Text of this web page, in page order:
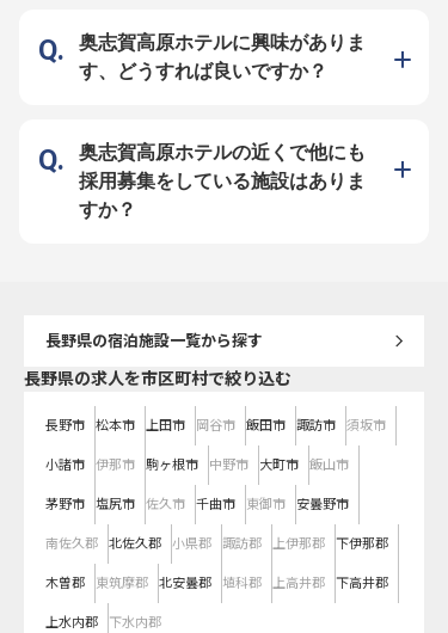
ます。 接客の経験がある方はもち
ろん、おもてなしの心を持って新し
くチャレンジしたいというあなたの
想いを、ぜひこの場所で活かしてく
様の滞在をトータルに支えるやりが
いのあるポジションです。 日々の
業務の中で工夫を重ね、お客様によ
り満足していただけるサービスをチ
ーム一丸となって追求しています。
あなたの明るい笑顔で、チームメン
出となるよう心を込めてサポートし
ています。 お客様の「ありがと
う」の言葉が、私たちの何よりの喜
びです。 ーー【安心して長く働け
り、Wi-Fiや冷蔵庫、テレビも備え
付けのため、すぐに新生活をスター
トできます。 月給264,050円からの
安定した収入に加え、年間休日110
奥志賀高原ホテルに興味がありま
す、どうすれば良いですか？
奥志賀高原ホテルの近くで他にも
採用募集をしている施設はありま
すか？
長野県の宿泊施設一覧から探す
長野県の求人を市区町村で絞り込む
長野市 松本市 上田市 岡谷市 飯田市 諏訪市 須坂市
小諸市 伊那市 駒ヶ根市 中野市 大町市 飯山市
茅野市 塩尻市 佐久市 千曲市 東御市 安曇野市
南佐久郡 北佐久郡 小県郡 諏訪郡 上伊那郡 下伊那郡
木曽郡 東筑摩郡 北安曇郡 埴科郡 上高井郡 下高井郡
上水内郡 下水内郡